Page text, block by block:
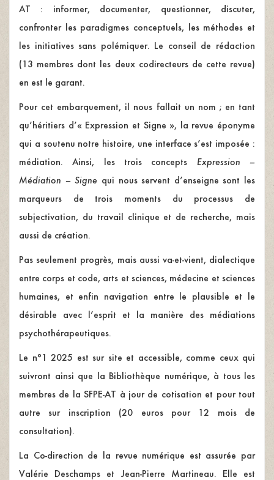
AT : informer, documenter, questionner, discuter,
confronter les paradigmes conceptuels, les méthodes et
les initiatives sans polémiquer. Le conseil de rédaction
(13 membres dont les deux codirecteurs de cette revue)
en est le garant.
Pour cet embarquement, il nous fallait un nom ; en tant
qu’héritiers d’« Expression et Signe », la revue éponyme
qui a soutenu notre histoire, une interface s’est imposée :
médiation. Ainsi, les trois concepts Expression –
Médiation –Signe qui nous servent d’enseigne sont les
marqueurs de trois moments du processus de
subjectivation, du travail clinique et de recherche, mais
aussi de création.
Pas seulement progrès, mais aussi va-et-vient, dialectique
entre corps et code, arts et sciences, médecine et sciences
humaines, et enfin navigation entre le plausible et le
désirable avec l’esprit et la manière des médiations
psychothérapeutiques.
Le n°1 2025 est sur site et accessible, comme ceux qui
suivront ainsi que la Bibliothèque numérique, à tous les
membres de la SFPE-AT à jour de cotisation et pour tout
autre sur inscription (20 euros pour 12 mois de
consultation).
La Co-direction de la revue numérique est assurée par
Valérie Deschamps et Jean-Pierre Martineau. Elle est